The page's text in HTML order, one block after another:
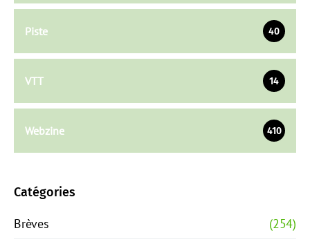
Piste 40
VTT 14
Webzine 410
Catégories
Brèves
(254)